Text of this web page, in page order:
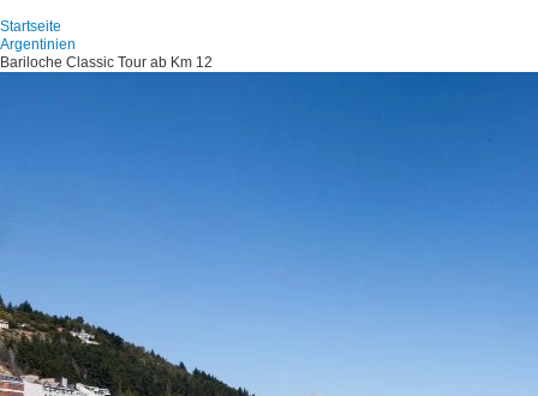
Startseite
Argentinien
Bariloche Classic Tour ab Km 12